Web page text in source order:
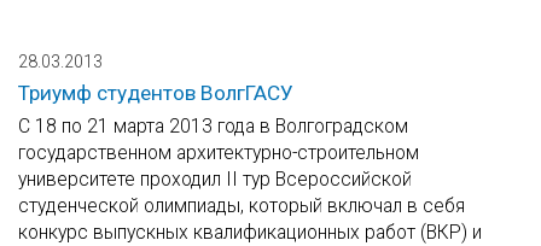
28.03.2013
Триумф студентов ВолгГАСУ
С 18 по 21 марта 2013 года в Волгоградском
государственном архитектурно-строительном
университете проходил II тур Всероссийской
студенческой олимпиады, который включал в себя
конкурс выпускных квалификационных работ (ВКР) и